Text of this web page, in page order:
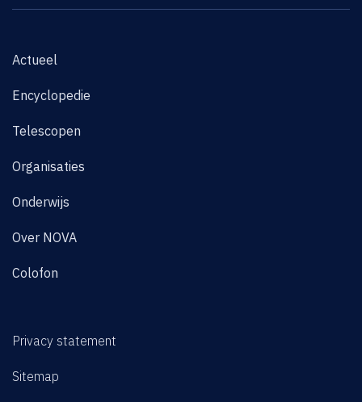
Actueel
Encyclopedie
Telescopen
Organisaties
Onderwijs
Over NOVA
Colofon
Privacy statement
Sitemap